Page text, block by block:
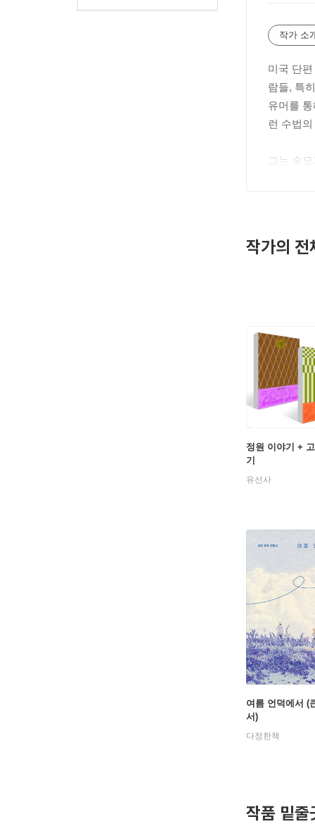
작가 소
미국 단
람들, 특
유머를
런 수법
그는 숙
1887년
미국 남
O. 헨리
년 1월까
최초의
eart of
ana』
즘은 독
송가』,
작가의 전
정원 이야기 +
기
유선사
여름 언덕에서 (
서)
다정한책
작품 밑줄